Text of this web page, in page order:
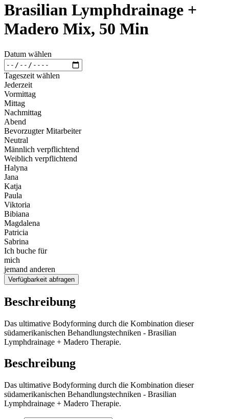
Brasilian Lymphdrainage +
Madero Mix, 50 Min
Datum wählen
Tageszeit wählen
Jederzeit
Vormittag
Mittag
Nachmittag
Abend
Bevorzugter Mitarbeiter
Neutral
Männlich verpflichtend
Weiblich verpflichtend
Halyna
Jana
Katja
Paula
Viktoria
Bibiana
Magdalena
Patricia
Sabrina
Ich buche für
mich
jemand anderen
Verfügbarkeit abfragen
Beschreibung
Das ultimative Bodyforming durch die Kombination dieser
südamerikanischen Behandlungstechniken - Brasilian
Lymphdrainage + Madero Therapie.
Beschreibung
Das ultimative Bodyforming durch die Kombination dieser
südamerikanischen Behandlungstechniken - Brasilian
Lymphdrainage + Madero Therapie.